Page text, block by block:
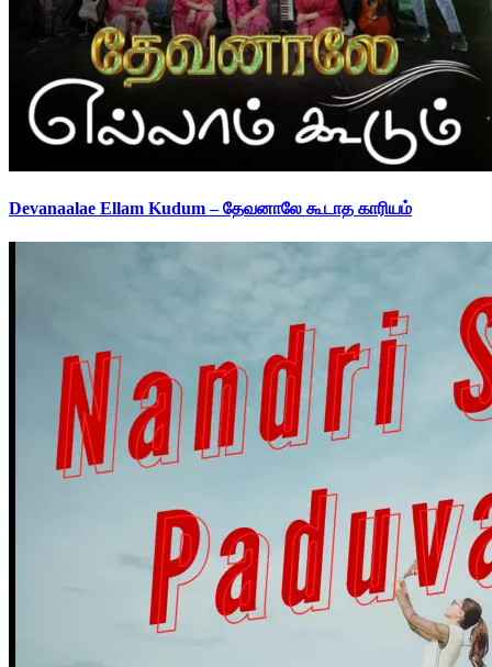
Devanaalae Ellam Kudum – தேவனாலே கூடாத காரியம்